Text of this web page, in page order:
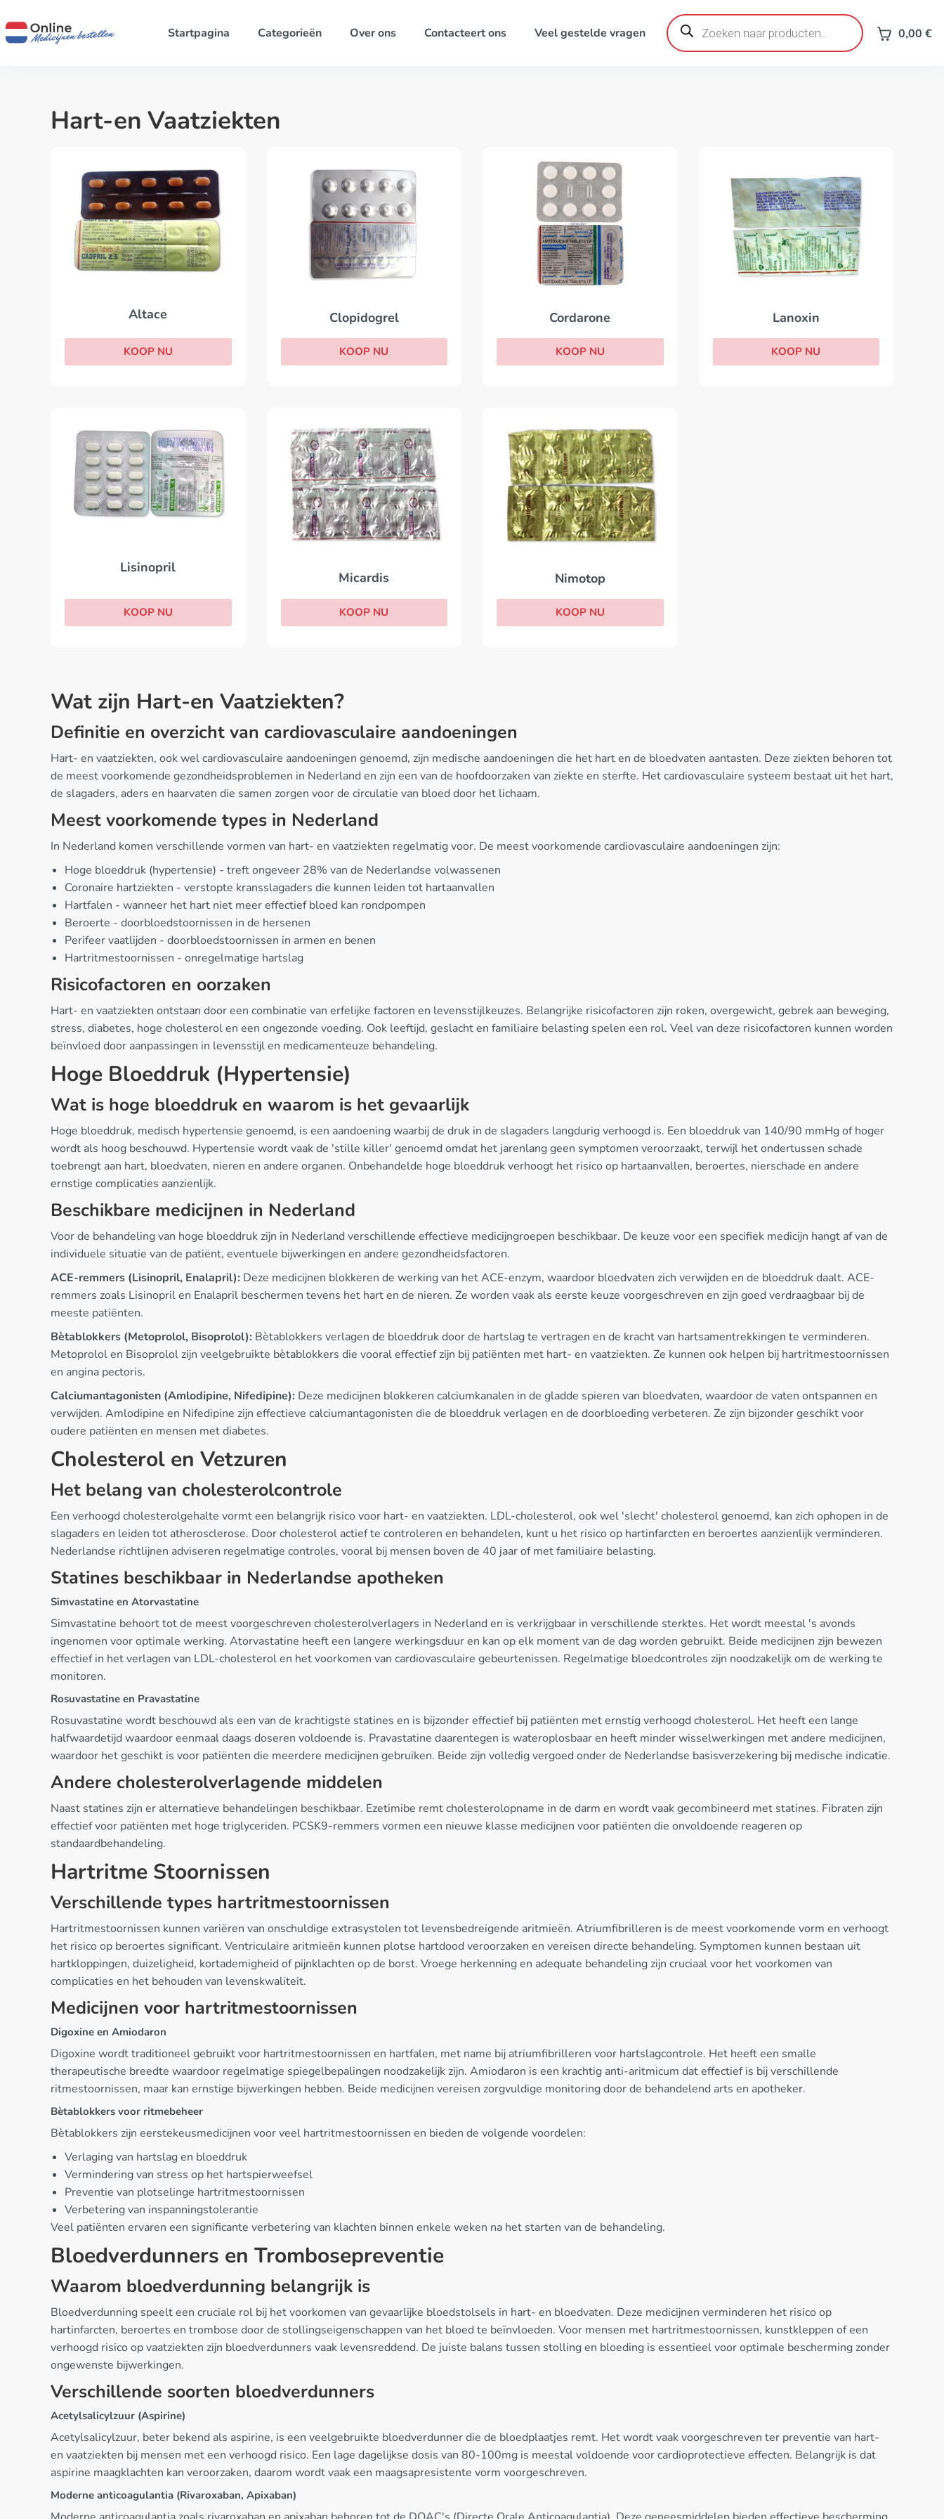
Startpagina Categorieën Over ons Contacteert ons Veel gestelde vragen
Producten
zoeken 0,00 €
Hart-en Vaatziekten
Altace
KOOP NU
Clopidogrel
KOOP NU
Cordarone
KOOP NU
Lanoxin
KOOP NU
Lisinopril
KOOP NU
Micardis
KOOP NU
Nimotop
KOOP NU
Wat zijn Hart-en Vaatziekten?
Definitie en overzicht van cardiovasculaire aandoeningen
Hart- en vaatziekten, ook wel cardiovasculaire aandoeningen genoemd, zijn medische aandoeningen die het hart en de bloedvaten aantasten. Deze ziekten behoren tot
de meest voorkomende gezondheidsproblemen in Nederland en zijn een van de hoofdoorzaken van ziekte en sterfte. Het cardiovasculaire systeem bestaat uit het hart,
de slagaders, aders en haarvaten die samen zorgen voor de circulatie van bloed door het lichaam.
Meest voorkomende types in Nederland
In Nederland komen verschillende vormen van hart- en vaatziekten regelmatig voor. De meest voorkomende cardiovasculaire aandoeningen zijn:
Hoge bloeddruk (hypertensie) - treft ongeveer 28% van de Nederlandse volwassenen
Coronaire hartziekten - verstopte kransslagaders die kunnen leiden tot hartaanvallen
Hartfalen - wanneer het hart niet meer effectief bloed kan rondpompen
Beroerte - doorbloedstoornissen in de hersenen
Perifeer vaatlijden - doorbloedstoornissen in armen en benen
Hartritmestoornissen - onregelmatige hartslag
Risicofactoren en oorzaken
Hart- en vaatziekten ontstaan door een combinatie van erfelijke factoren en levensstijlkeuzes. Belangrijke risicofactoren zijn roken, overgewicht, gebrek aan beweging,
stress, diabetes, hoge cholesterol en een ongezonde voeding. Ook leeftijd, geslacht en familiaire belasting spelen een rol. Veel van deze risicofactoren kunnen worden
beïnvloed door aanpassingen in levensstijl en medicamenteuze behandeling.
Hoge Bloeddruk (Hypertensie)
Wat is hoge bloeddruk en waarom is het gevaarlijk
Hoge bloeddruk, medisch hypertensie genoemd, is een aandoening waarbij de druk in de slagaders langdurig verhoogd is. Een bloeddruk van 140/90 mmHg of hoger
wordt als hoog beschouwd. Hypertensie wordt vaak de 'stille killer' genoemd omdat het jarenlang geen symptomen veroorzaakt, terwijl het ondertussen schade
toebrengt aan hart, bloedvaten, nieren en andere organen. Onbehandelde hoge bloeddruk verhoogt het risico op hartaanvallen, beroertes, nierschade en andere
ernstige complicaties aanzienlijk.
Beschikbare medicijnen in Nederland
Voor de behandeling van hoge bloeddruk zijn in Nederland verschillende effectieve medicijngroepen beschikbaar. De keuze voor een specifiek medicijn hangt af van de
individuele situatie van de patiënt, eventuele bijwerkingen en andere gezondheidsfactoren.
ACE-remmers (Lisinopril, Enalapril): Deze medicijnen blokkeren de werking van het ACE-enzym, waardoor bloedvaten zich verwijden en de bloeddruk daalt. ACE-
remmers zoals Lisinopril en Enalapril beschermen tevens het hart en de nieren. Ze worden vaak als eerste keuze voorgeschreven en zijn goed verdraagbaar bij de
meeste patiënten.
Bètablokkers (Metoprolol, Bisoprolol): Bètablokkers verlagen de bloeddruk door de hartslag te vertragen en de kracht van hartsamentrekkingen te verminderen.
Metoprolol en Bisoprolol zijn veelgebruikte bètablokkers die vooral effectief zijn bij patiënten met hart- en vaatziekten. Ze kunnen ook helpen bij hartritmestoornissen
en angina pectoris.
Calciumantagonisten (Amlodipine, Nifedipine): Deze medicijnen blokkeren calciumkanalen in de gladde spieren van bloedvaten, waardoor de vaten ontspannen en
verwijden. Amlodipine en Nifedipine zijn effectieve calciumantagonisten die de bloeddruk verlagen en de doorbloeding verbeteren. Ze zijn bijzonder geschikt voor
oudere patiënten en mensen met diabetes.
Cholesterol en Vetzuren
Het belang van cholesterolcontrole
Een verhoogd cholesterolgehalte vormt een belangrijk risico voor hart- en vaatziekten. LDL-cholesterol, ook wel 'slecht' cholesterol genoemd, kan zich ophopen in de
slagaders en leiden tot atherosclerose. Door cholesterol actief te controleren en behandelen, kunt u het risico op hartinfarcten en beroertes aanzienlijk verminderen.
Nederlandse richtlijnen adviseren regelmatige controles, vooral bij mensen boven de 40 jaar of met familiaire belasting.
Statines beschikbaar in Nederlandse apotheken
Simvastatine en Atorvastatine
Simvastatine behoort tot de meest voorgeschreven cholesterolverlagers in Nederland en is verkrijgbaar in verschillende sterktes. Het wordt meestal 's avonds
ingenomen voor optimale werking. Atorvastatine heeft een langere werkingsduur en kan op elk moment van de dag worden gebruikt. Beide medicijnen zijn bewezen
effectief in het verlagen van LDL-cholesterol en het voorkomen van cardiovasculaire gebeurtenissen. Regelmatige bloedcontroles zijn noodzakelijk om de werking te
monitoren.
Rosuvastatine en Pravastatine
Rosuvastatine wordt beschouwd als een van de krachtigste statines en is bijzonder effectief bij patiënten met ernstig verhoogd cholesterol. Het heeft een lange
halfwaardetijd waardoor eenmaal daags doseren voldoende is. Pravastatine daarentegen is wateroplosbaar en heeft minder wisselwerkingen met andere medicijnen,
waardoor het geschikt is voor patiënten die meerdere medicijnen gebruiken. Beide zijn volledig vergoed onder de Nederlandse basisverzekering bij medische indicatie.
Andere cholesterolverlagende middelen
Naast statines zijn er alternatieve behandelingen beschikbaar. Ezetimibe remt cholesterolopname in de darm en wordt vaak gecombineerd met statines. Fibraten zijn
effectief voor patiënten met hoge triglyceriden. PCSK9-remmers vormen een nieuwe klasse medicijnen voor patiënten die onvoldoende reageren op
standaardbehandeling.
Hartritme Stoornissen
Verschillende types hartritmestoornissen
Hartritmestoornissen kunnen variëren van onschuldige extrasystolen tot levensbedreigende aritmieën. Atriumfibrilleren is de meest voorkomende vorm en verhoogt
het risico op beroertes significant. Ventriculaire aritmieën kunnen plotse hartdood veroorzaken en vereisen directe behandeling. Symptomen kunnen bestaan uit
hartkloppingen, duizeligheid, kortademigheid of pijnklachten op de borst. Vroege herkenning en adequate behandeling zijn cruciaal voor het voorkomen van
complicaties en het behouden van levenskwaliteit.
Medicijnen voor hartritmestoornissen
Digoxine en Amiodaron
Digoxine wordt traditioneel gebruikt voor hartritmestoornissen en hartfalen, met name bij atriumfibrilleren voor hartslagcontrole. Het heeft een smalle
therapeutische breedte waardoor regelmatige spiegelbepalingen noodzakelijk zijn. Amiodaron is een krachtig anti-aritmicum dat effectief is bij verschillende
ritmestoornissen, maar kan ernstige bijwerkingen hebben. Beide medicijnen vereisen zorgvuldige monitoring door de behandelend arts en apotheker.
Bètablokkers voor ritmebeheer
Bètablokkers zijn eerstekeusmedicijnen voor veel hartritmestoornissen en bieden de volgende voordelen:
Verlaging van hartslag en bloeddruk
Vermindering van stress op het hartspierweefsel
Preventie van plotselinge hartritmestoornissen
Verbetering van inspanningstolerantie
Veel patiënten ervaren een significante verbetering van klachten binnen enkele weken na het starten van de behandeling.
Bloedverdunners en Trombosepreventie
Waarom bloedverdunning belangrijk is
Bloedverdunning speelt een cruciale rol bij het voorkomen van gevaarlijke bloedstolsels in hart- en bloedvaten. Deze medicijnen verminderen het risico op
hartinfarcten, beroertes en trombose door de stollingseigenschappen van het bloed te beïnvloeden. Voor mensen met hartritmestoornissen, kunstkleppen of een
verhoogd risico op vaatziekten zijn bloedverdunners vaak levensreddend. De juiste balans tussen stolling en bloeding is essentieel voor optimale bescherming zonder
ongewenste bijwerkingen.
Verschillende soorten bloedverdunners
Acetylsalicylzuur (Aspirine)
Acetylsalicylzuur, beter bekend als aspirine, is een veelgebruikte bloedverdunner die de bloedplaatjes remt. Het wordt vaak voorgeschreven ter preventie van hart-
en vaatziekten bij mensen met een verhoogd risico. Een lage dagelijkse dosis van 80-100mg is meestal voldoende voor cardioprotectieve effecten. Belangrijk is dat
aspirine maagklachten kan veroorzaken, daarom wordt vaak een maagsapresistente vorm voorgeschreven.
Moderne anticoagulantia (Rivaroxaban, Apixaban)